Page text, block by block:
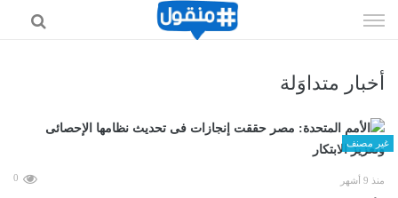
الى
أخبار متداوَلة
غير مصنف
منذ 9 أشهر 0